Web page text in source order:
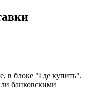
в блоке "Где купить".
банковскими